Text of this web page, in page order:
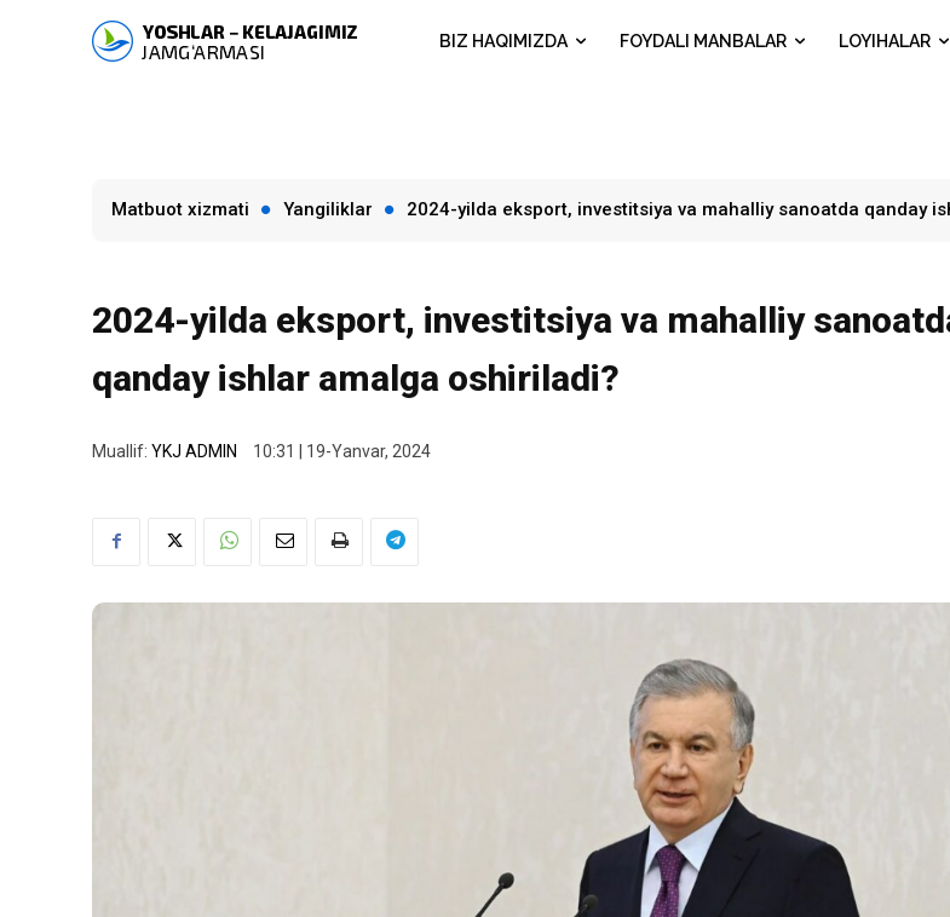
BIZ HAQIMIZDA FOYDALI MANBALAR LOYIHALAR
Matbuot xizmati Yangiliklar 2024-yilda eksport, investitsiya va mahalliy sanoatda qanday
2024-yilda eksport, investitsiya va mahalliy
qanday ishlar amalga oshiriladi?
Muallif: YKJ ADMIN 10:31 | 19-Yanvar, 2024